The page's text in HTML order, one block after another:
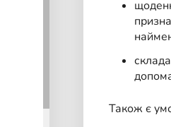
Також є